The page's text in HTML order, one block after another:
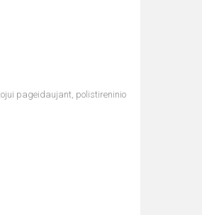
pageidaujant, polistireninio